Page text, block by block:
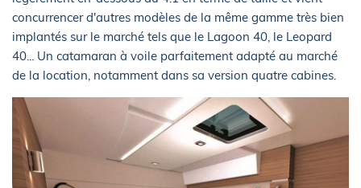
concurrencer d'autres modèles de la même gamme très bien
implantés sur le marché tels que le Lagoon 40, le Leopard
40... Un catamaran à voile parfaitement adapté au marché
de la location, notamment dans sa version quatre cabines.